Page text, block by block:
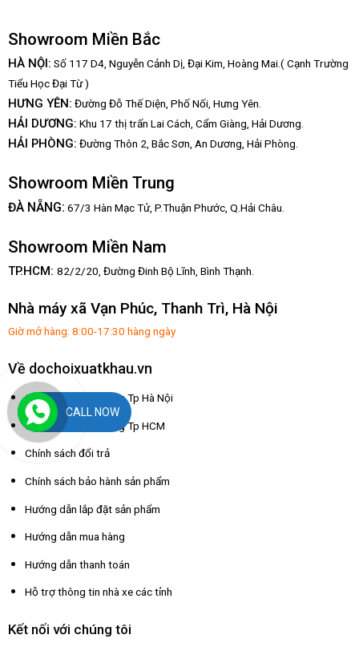
Showroom Miền Bắc
HÀ NỘI: Số 117 D4, Nguyễn Cảnh Dị, Đại Kim, Hoàng Mai.( Cạnh Trường
Tiểu Học Đại Từ )
HƯNG YÊN: Đường Đỗ Thế Diện, Phố Nối, Hưng Yên.
HẢI DƯƠNG: Khu 17 thị trấn Lai Cách, Cẩm Giàng, Hải Dương.
HẢI PHÒNG: Đường Thôn 2, Bắc Sơn, An Dương, Hải Phòng.
Showroom Miền Trung
ĐÀ NẴNG: 67/3 Hàn Mạc Tử, P.Thuận Phước, Q.Hải Châu.
Showroom Miền Nam
TP.HCM: 82/2/20, Đường Đinh Bộ Lĩnh, Bình Thạnh.
Nhà máy xã Vạn Phúc, Thanh Trì, Hà Nội
Giờ mở hàng: 8:00-17:30 hàng ngày
Về dochoixuatkhau.vn
Chính sách giao hàng Tp Hà Nội
Chính sách giao hàng Tp HCM
Chính sách đổi trả
Chính sách bảo hành sản phẩm
Hướng dẫn lắp đặt sản phẩm
Hướng dẫn mua hàng
Hướng dẫn thanh toán
Hỗ trợ thông tin nhà xe các tỉnh
Kết nối với chúng tôi
CALL NOW